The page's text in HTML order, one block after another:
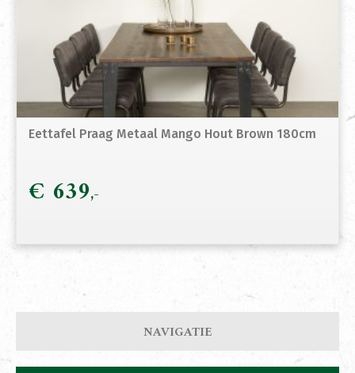
Eettafel Praag Metaal Mango Hout Brown 180cm
€ 639
NAVIGATIE